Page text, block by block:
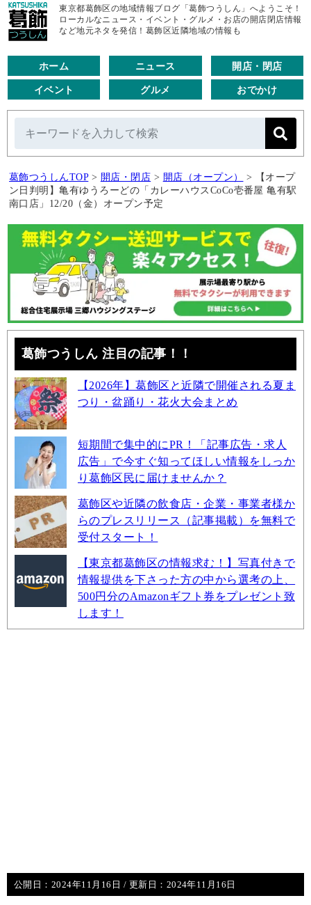
東京都葛飾区の地域情報ブログ「葛飾つうしん」へようこそ！
ローカルなニュース・イベント・グルメ・お店の開店閉店情報
など地元ネタを発信！葛飾区近隣地域の情報も
ホーム ニュース 開店・閉店
イベント グルメ おでかけ
葛飾つうしんTOP > 開店・閉店 > 開店（オープン） > 【オープ
ン日判明】亀有ゆうろーどの「カレーハウスCoCo壱番屋 亀有駅
南口店」12/20（金）オープン予定
葛飾つうしん 注目の記事！！
【2026年】葛飾区と近隣で開催される夏ま
つり・盆踊り・花火大会まとめ
短期間で集中的にPR！「記事広告・求人
広告」で今すぐ知ってほしい情報をしっか
り葛飾区民に届けませんか？
葛飾区や近隣の飲食店・企業・事業者様か
らのプレスリリース（記事掲載）を無料で
受付スタート！
【東京都葛飾区の情報求む！】写真付きで
情報提供を下さった方の中から選考の上、
500円分のAmazonギフト券をプレゼント致
します！
公開日： 2024年11月16日 / 更新日： 2024年11月16日